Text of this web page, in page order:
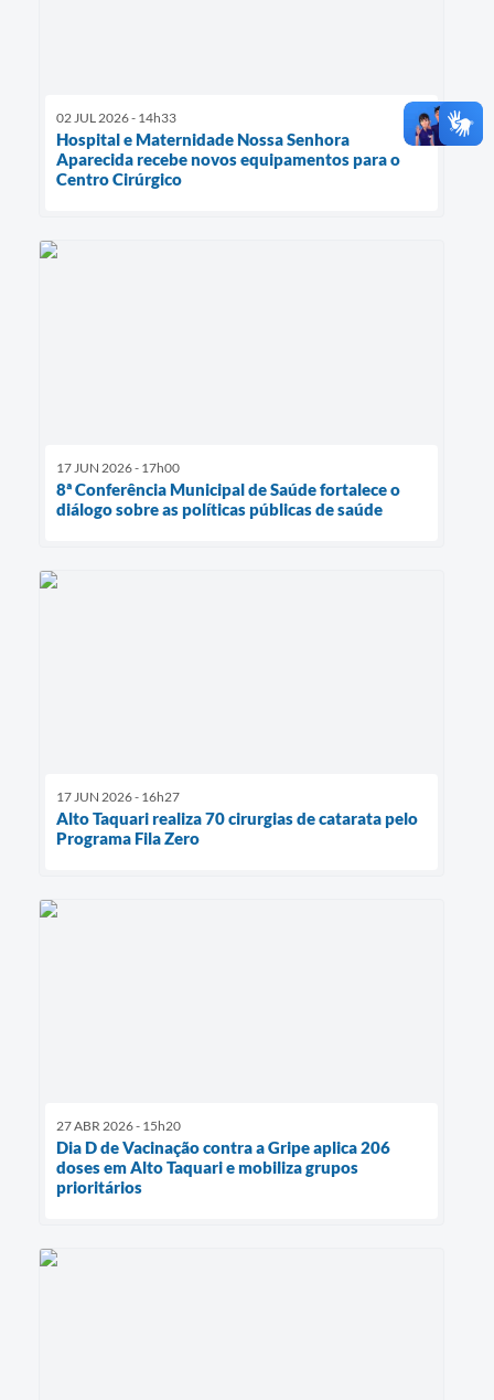
02 JUL 2026 - 14h33
Hospital e Maternidade Nossa Senhora
Aparecida recebe novos equipamentos para o
Centro Cirúrgico
17 JUN 2026 - 17h00
8ª Conferência Municipal de Saúde fortalece o
diálogo sobre as políticas públicas de saúde
17 JUN 2026 - 16h27
Alto Taquari realiza 70 cirurgias de catarata pelo
Programa Fila Zero
27 ABR 2026 - 15h20
Dia D de Vacinação contra a Gripe aplica 206
doses em Alto Taquari e mobiliza grupos
prioritários